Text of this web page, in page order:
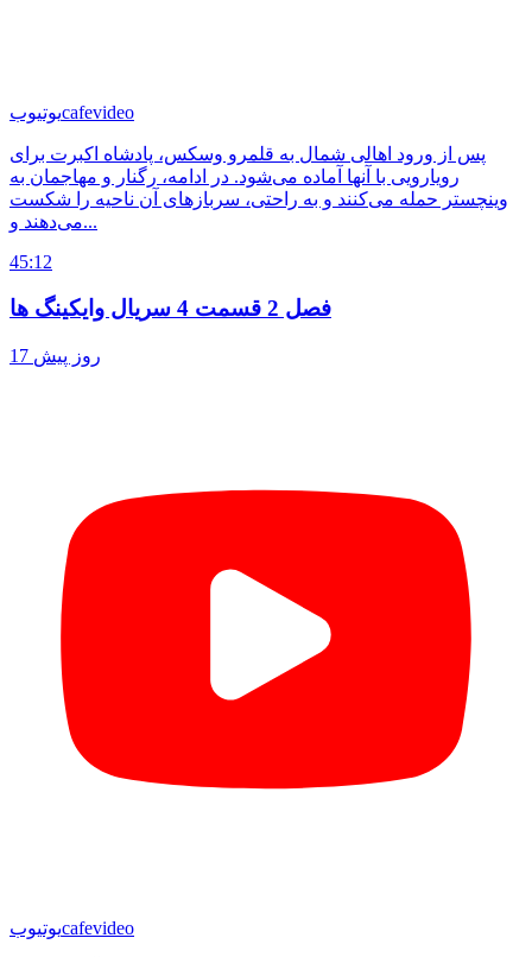
یوتیوبcafevideo
پس از ورود اهالی شمال به قلمرو وسکس، پادشاه اکبرت برای
رویارویی با آنها آماده می‌شود. در ادامه، رگنار و مهاجمان به
وینچستر حمله می‌کنند و به راحتی، سربازهای آن ناحیه را شکست
می‌دهند و...
45:12
فصل 2 قسمت 4 سریال وایکینگ ها
17 روز پیش
یوتیوبcafevideo